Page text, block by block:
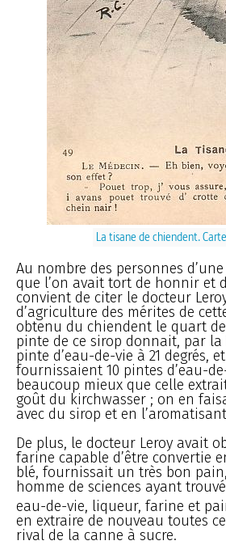
La tisane de chiendent.
Au nombre des personnes
que l’on avait tort de honnir et
convient de citer le docteur
d’agriculture des mérites de
obtenu du chiendent le quart
pinte de ce sirop donnait, par
pinte d’eau-de-vie à 21 degrés,
fournissaient 10 pintes d’eau-
beaucoup mieux que celle
goût du kirchwasser ; on en
avec du sirop et en
De plus, le docteur Leroy avait
farine capable d’être convertie
blé, fournissait un très bon
homme de sciences ayant
eau-de-vie, liqueur, farine et
en extraire de nouveau toutes
rival de la canne à sucre.